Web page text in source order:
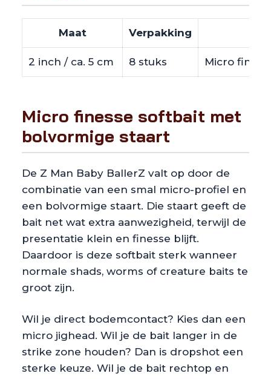
Maat Verpakking
2 inch / ca. 5 cm 8 stuks Micro
Micro finesse softbait met
bolvormige staart
De Z Man Baby BallerZ valt op door de
combinatie van een smal micro-profiel en
een bolvormige staart. Die staart geeft de
bait net wat extra aanwezigheid, terwijl de
presentatie klein en finesse blijft.
Daardoor is deze softbait sterk wanneer
normale shads, worms of creature baits te
groot zijn.
Wil je direct bodemcontact? Kies dan een
micro jighead. Wil je de bait langer in de
strike zone houden? Dan is dropshot een
sterke keuze. Wil je de bait rechtop en